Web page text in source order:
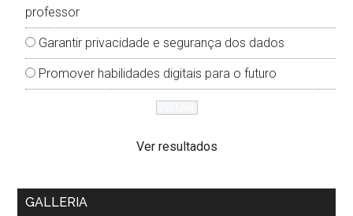
professor
Garantir privacidade e segurança dos dados
Promover habilidades digitais para o futuro
Ver resultados
GALLERIA